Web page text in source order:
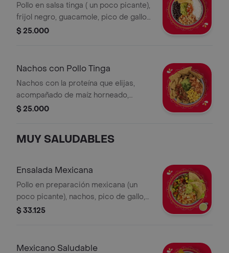
Pollo en salsa tinga ( un poco picante),
frijol negro, guacamole, pico de gallo,
nachos y arroz blanco. *La bebida
$ 25.000
Nachos con Pollo Tinga
Nachos con la proteína que elijas,
acompañado de maíz horneado,
guacamole y pico de gallo
$ 25.000
MUY SALUDABLES
Ensalada Mexicana
Pollo en preparación mexicana (un
poco picante), nachos, pico de gallo,
guacamole,mozzarella,maíz, lechuga y
$ 33.125
Mexicano Saludable